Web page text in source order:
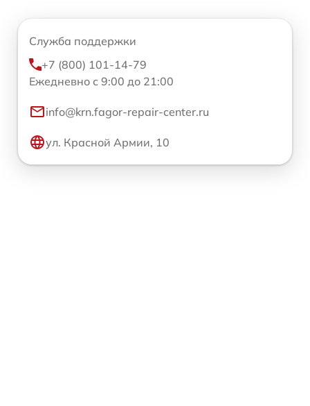
Служба поддержки
+7 (800) 101-14-79
Ежедневно с 9:00 до 21:00
info@krn.fagor-repair-center.ru
ул. Красной Армии, 10